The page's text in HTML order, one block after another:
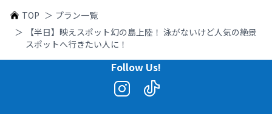
TOP ＞ プラン一覧
＞
【半日】映えスポット幻の島上陸！ 泳がないけど人気の絶景
スポットへ行きたい人に！
Follow Us!